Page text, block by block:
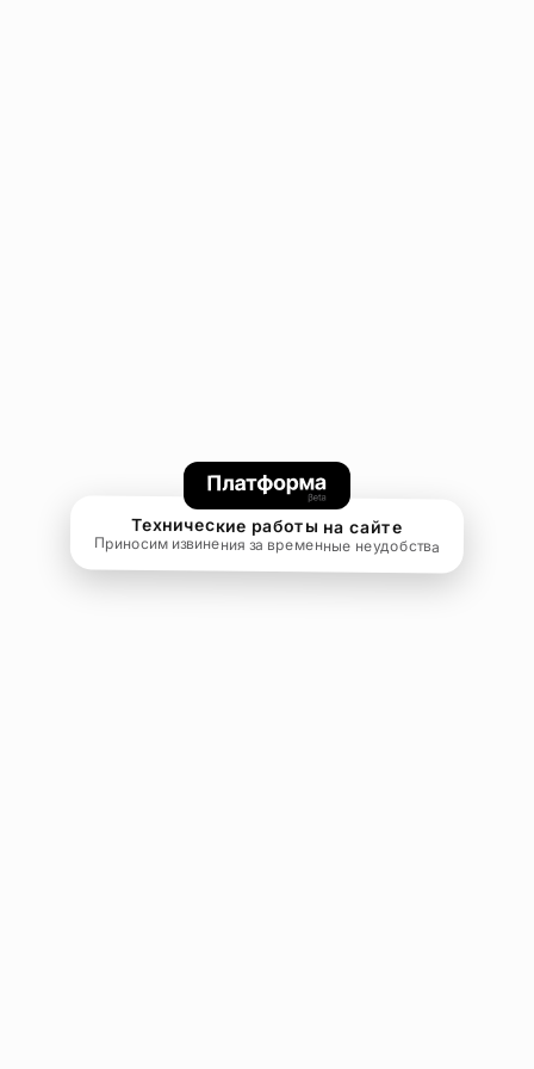
Технические работы на сайте
Приносим извинения за временные неудобства